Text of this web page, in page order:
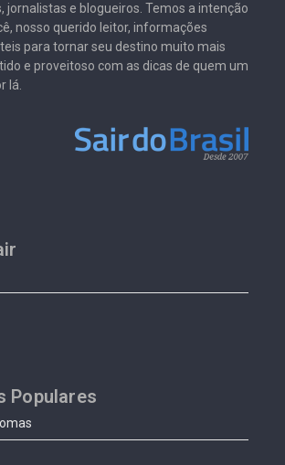
jornalistas e blogueiros. Temos a intenção
nosso querido leitor, informações
para tornar seu destino muito mais
e proveitoso com as dicas de quem um
lá.
Populares